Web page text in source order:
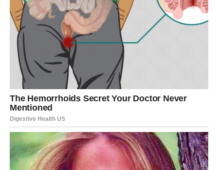
Kod nekih Rakova može se pojaviti osećaj da odnos sa
određenom osobom više nema onu toplinu koju je
nekada imao. Moguće je da ćete primetiti kako razgovori
postaju kraći, kako se reči biraju drugačije ili kako između
vas i nekoga polako nastaje tišina koju ranije niste
osećali.
To će vas u početku zbunjivati jer Rakovi veoma teško
prihvataju emotivne promene. Vi ste znak koji se vezuje
za ljude, uspomene i osećaje, pa zbog toga svaka
promena odnosa ostavlja mnogo jači trag nego što drugi
mogu da pretpostave.